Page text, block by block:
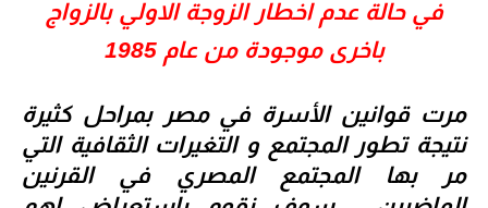
في حالة عدم اخطار الزوجة الاولي بالزواج
باخرى موجودة من عام 1985
مرت قوانين الأسرة في مصر بمراحل كثيرة
نتيجة تطور المجتمع و التغيرات الثقافية التي
مر بها المجتمع المصري في القرنين